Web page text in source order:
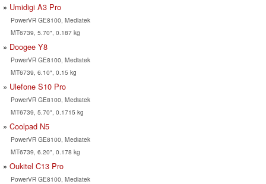
Umidigi A3 Pro
PowerVR GE8100, Mediatek
MT6739, 5.70", 0.187 kg
Doogee Y8
PowerVR GE8100, Mediatek
MT6739, 6.10", 0.15 kg
Ulefone S10 Pro
PowerVR GE8100, Mediatek
MT6739, 5.70", 0.1715 kg
Coolpad N5
PowerVR GE8100, Mediatek
MT6739, 6.20", 0.178 kg
Oukitel C13 Pro
PowerVR GE8100, Mediatek